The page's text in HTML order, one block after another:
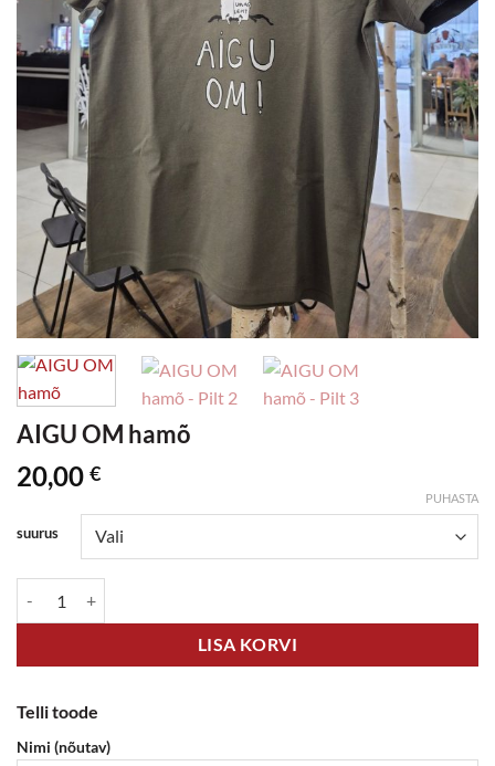
AIGU OM hamõ
20,00 €
suurus
PUHASTA
LISA KORVI
Telli toode
Nimi (nõutav)